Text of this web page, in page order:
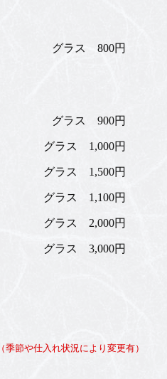
グラス 800円
グラス 900円
グラス 1,000円
グラス 1,500円
グラス 1,100円
グラス 2,000円
グラス 3,000円
節や仕入れ状況により変更有）